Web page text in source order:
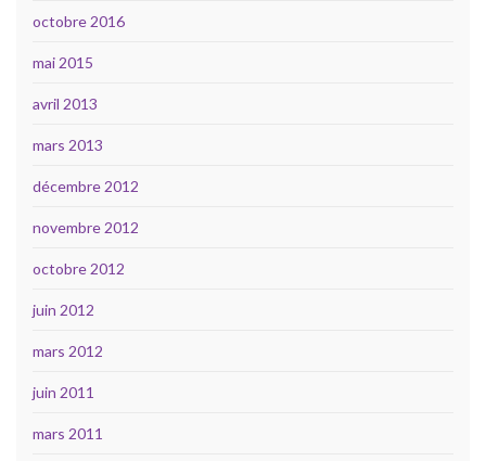
octobre 2016
mai 2015
avril 2013
mars 2013
décembre 2012
novembre 2012
octobre 2012
juin 2012
mars 2012
juin 2011
mars 2011